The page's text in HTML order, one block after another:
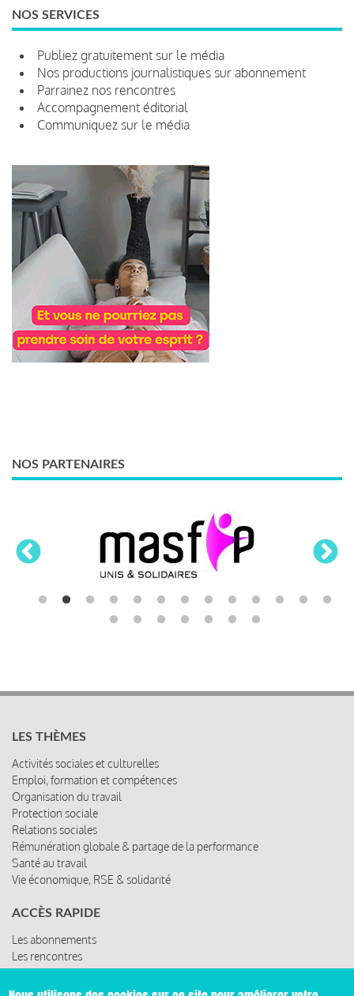
NOS SERVICES
Publiez gratuitement sur le média
Nos productions journalistiques sur abonnement
Parrainez nos rencontres
Accompagnement éditorial
Communiquez sur le média
NOS PARTENAIRES
LES THÈMES
Activités sociales et culturelles
Emploi, formation et compétences
Organisation du travail
Protection sociale
Relations sociales
Rémunération globale & partage de la performance
Santé au travail
Vie économique, RSE & solidarité
ACCÈS RAPIDE
Les abonnements
Les rencontres